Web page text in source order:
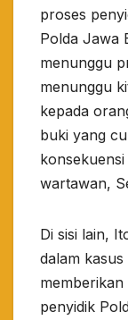
proses
Polda Jawa
menunggu
menunggu
kepada
buki yang
wartawan,
Di sisi lain,
dalam
penyidik